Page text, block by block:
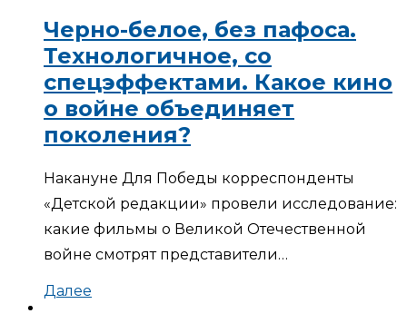
Черно-белое, без пафоса.
Технологичное, со
спецэффектами. Какое кино
о войне объединяет
поколения?
Накануне Для Победы корреспонденты
«Детской редакции» провели исследование:
какие фильмы о Великой Отечественной
войне смотрят представители…
Далее